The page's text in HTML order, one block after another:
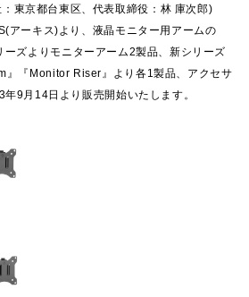
東京都台東区、代表取締役：林 庫次郎)
アーキス)より、液晶モニター用アームの
ーズよりモニターアーム2製品、新シリーズ
』『Monitor Riser』より各1製品、アクセサ
9月14日より販売開始いたします。